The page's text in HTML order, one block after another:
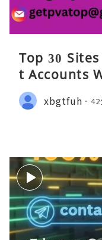
Top 30
t Accounts
xbgtfuh 42